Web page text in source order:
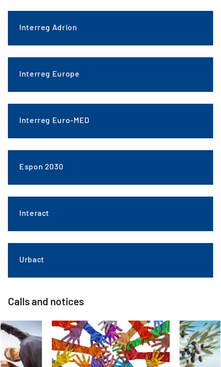
Interreg Adrion
Interreg Europe
Interreg Euro-MED
Espon 2030
Interact
Urbact
Calls and notices